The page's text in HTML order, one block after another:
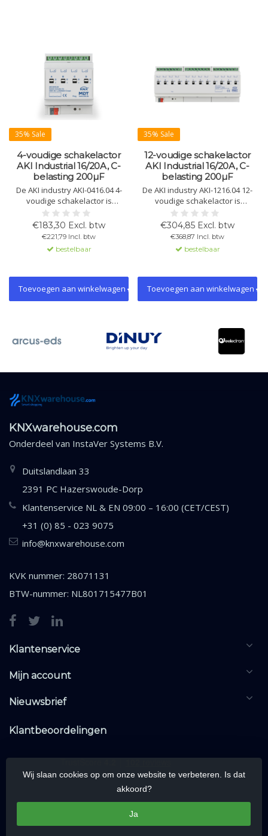
35% Sale
4-voudige schakelactor
AKI Industrial 16/20A, C-
belasting 200µF
De AKI industry AKI-0416.04 4-
voudige schakelactor is
ontworpen voor zware lasten
met hoge inschakelstromen. Met
handmatige bediening en KNX-
compatibiliteit biedt het
betrouwbare prestaties in
€183,30 Excl. btw
€221,79 Incl. btw
bestelbaar
Toevoegen aan winkelwagen
35% Sale
12-voudige schakelactor
AKI Industrial 16/20A, C-
belasting 200µF
De AKI industry AKI-1216.04 12-
voudige schakelactor is
ontworpen voor zware
industriële toepassingen met
hoge inschakelstromen. Met
handmatige bediening en KNX-
compatibiliteit biedt het
gevoelige omgevingen.
€304,85 Excl. btw
€368,87 Incl. btw
bestelbaar
Toevoegen aan winkelwagen
KNXwarehouse.com
Onderdeel van InstaVer Systems B.V.
Duitslandlaan 33
2391 PC Hazerswoude-Dorp
Klantenservice NL & EN 09:00 – 16:00 (CET/CEST)
+31 (0) 85 - 023 9075
info@knxwarehouse.com
KVK nummer: 28071131
BTW-nummer: NL801715477B01
Klantenservice
Mijn account
Nieuwsbrief
Klantbeoordelingen
Wij slaan cookies op om onze website te verbeteren. Is dat
akkoord?
Ja